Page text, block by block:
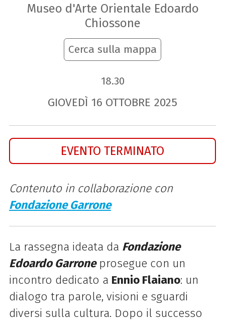
Museo d'Arte Orientale Edoardo
Chiossone
Cerca sulla mappa
18.30
GIOVEDÌ 16 OTTOBRE 2025
EVENTO TERMINATO
Contenuto in collaborazione con
Fondazione Garrone
La rassegna ideata da Fondazione
Edoardo Garroneprosegue con un
incontro dedicato a Ennio Flaiano: un
dialogo tra parole, visioni e sguardi
diversi sulla cultura. Dopo il successo